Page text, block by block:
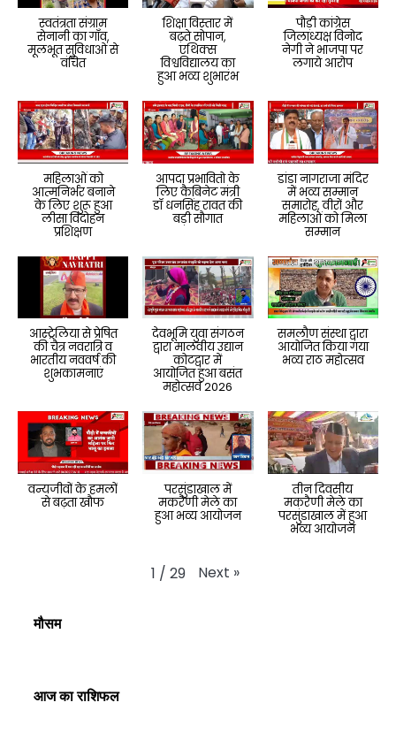
स्वतंत्रता संग्राम
सेनानी का गाँव,
मूलभूत सुविधाओं से
वंचित
शिक्षा विस्तार में
बढ़ते सोपान,
एथिक्स
विश्वविद्यालय का
हुआ भव्य शुभारंभ
पौड़ी कांग्रेस
जिलाध्यक्ष विनोद
नेगी ने भाजपा पर
लगाये आरोप
महिलाओं को
आत्मनिर्भर बनाने
के लिए शुरू हुआ
लीसा विदोहन
प्रशिक्षण
आपदा प्रभावितो के
लिए कैबिनेट मंत्री
डॉ धनसिंह रावत की
बड़ी सौगात
डांडा नागराजा मंदिर
में भव्य सम्मान
समारोह, वीरों और
महिलाओं को मिला
सम्मान
आस्ट्रेलिया से प्रेषित
की चैत्र नवरात्रि व
भारतीय नववर्ष की
शुभकामनाएं
देवभूमि युवा संगठन
द्वारा मालवीय उद्यान
कोटद्वार में
आयोजित हुआ बसंत
महोत्सव 2026
समलौण संस्था द्वारा
आयोजित किया गया
भव्य राठ महोत्सव
वन्यजीवों के हमलों
से बढ़ता खौफ
परसुंडाखाल में
मकरैणी मेले का
हुआ भव्य आयोजन
तीन दिवसीय
मकरैणी मेले का
परसुंडाखाल में हुआ
भव्य आयोजन
1 / 29 Next »
मौसम
आज का राशिफल